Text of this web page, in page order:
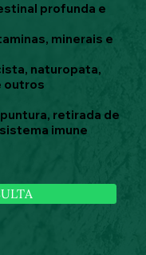
profunda e
minerais e
naturopata,
outros
retirada de
imune